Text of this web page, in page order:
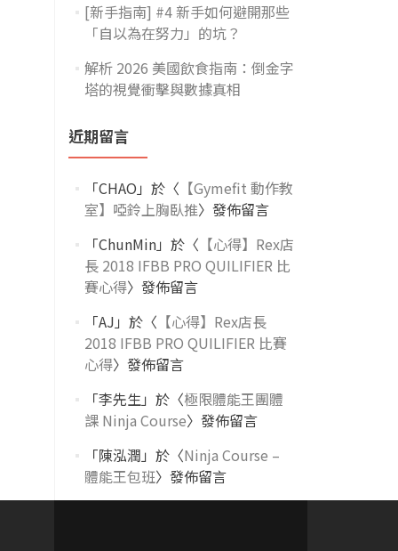
[新手指南] #4 新手如何避開那些
「自以為在努力」的坑？
解析 2026 美國飲食指南：倒金字
塔的視覺衝擊與數據真相
近期留言
「CHAO 」於〈 【Gymefit 動作教
室】啞鈴上胸臥推〉發佈留言
「ChunMin」於〈 【心得】Rex店
長 2018 IFBB PRO QUILIFIER 比
賽心得〉發佈留言
「AJ 」於〈 【心得】Rex店長
2018 IFBB PRO QUILIFIER 比賽
心得〉發佈留言
「李先生」於〈極限體能王團體
課 Ninja Course〉發佈留言
「陳泓潤 」於〈Ninja Course –
體能王包班〉發佈留言